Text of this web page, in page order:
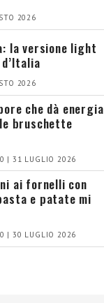
2026
la versione light
2026
che dà energia
bruschette
| 31 LUGLIO 2026
ai fornelli con
e patate mi
| 30 LUGLIO 2026